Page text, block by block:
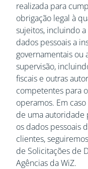
realizada para
obrigação legal à
sujeitos, incluindo
dados pessoais a
governamentais ou
supervisão,
fiscais e outras
competentes para
operamos. Em
de uma autoridade
os dados pessoais
clientes,
de Solicitações de
Agências da WiZ.